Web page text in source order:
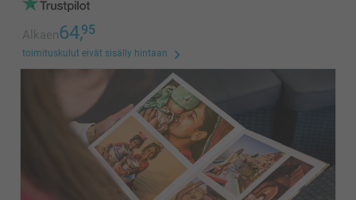
Alkaen64,95
toimituskulut eivät sisälly hintaan